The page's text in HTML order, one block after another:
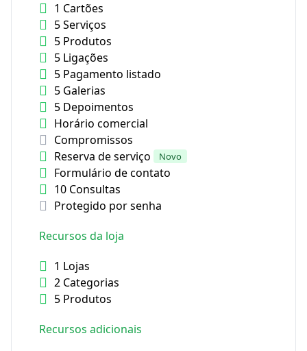
1 Cartões
5 Serviços
5 Produtos
5 Ligações
5 Pagamento listado
5 Galerias
5 Depoimentos
Horário comercial
Compromissos
Reserva de serviço
Novo
Formulário de contato
10 Consultas
Protegido por senha
Recursos da loja
1 Lojas
2 Categorias
5 Produtos
Recursos adicionais